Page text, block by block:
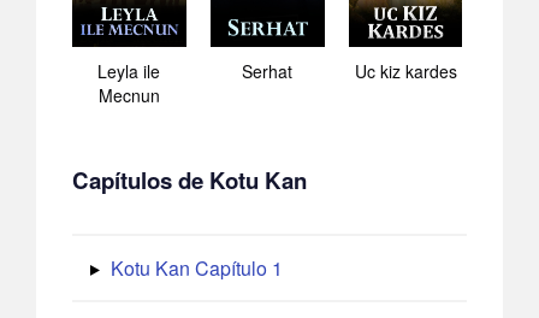
Leyla ile
Mecnun
Serhat Uc kiz kardes
Capítulos de Kotu Kan
Kotu Kan Capítulo 1